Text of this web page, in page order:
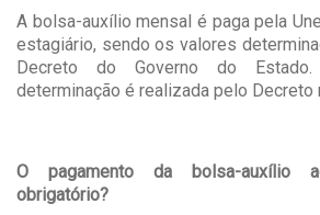
A bolsa-auxílio mensal é paga pela
estagiário, sendo os valores
Decreto do Governo do
determinação é realizada pelo Decreto
O pagamento da bolsa-auxílio
obrigatório?